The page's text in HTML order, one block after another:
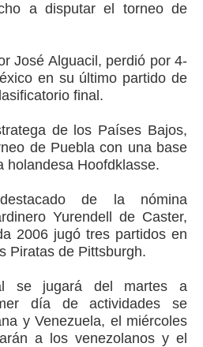
a disputar el torneo de
José Alguacil, perdió por 4-
en su último partido de
final.
de los Países Bajos,
de Puebla con una base
holandesa Hoofdklasse.
de la nómina
Yurendell de Caster,
2006 jugó tres partidos en
Piratas de Pittsburgh.
se jugará del martes a
día de actividades se
y Venezuela, el miércoles
a los venezolanos y el